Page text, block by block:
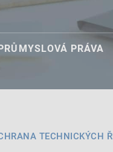
PRÁVA
TECHNICKÝCH